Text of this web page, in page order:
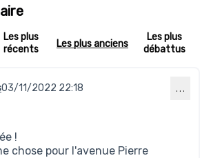
Les plus
récents
Les plus anciens
Les plus
débattus
03/11/2022 22:18 …
!
chose pour l'avenue Pierre